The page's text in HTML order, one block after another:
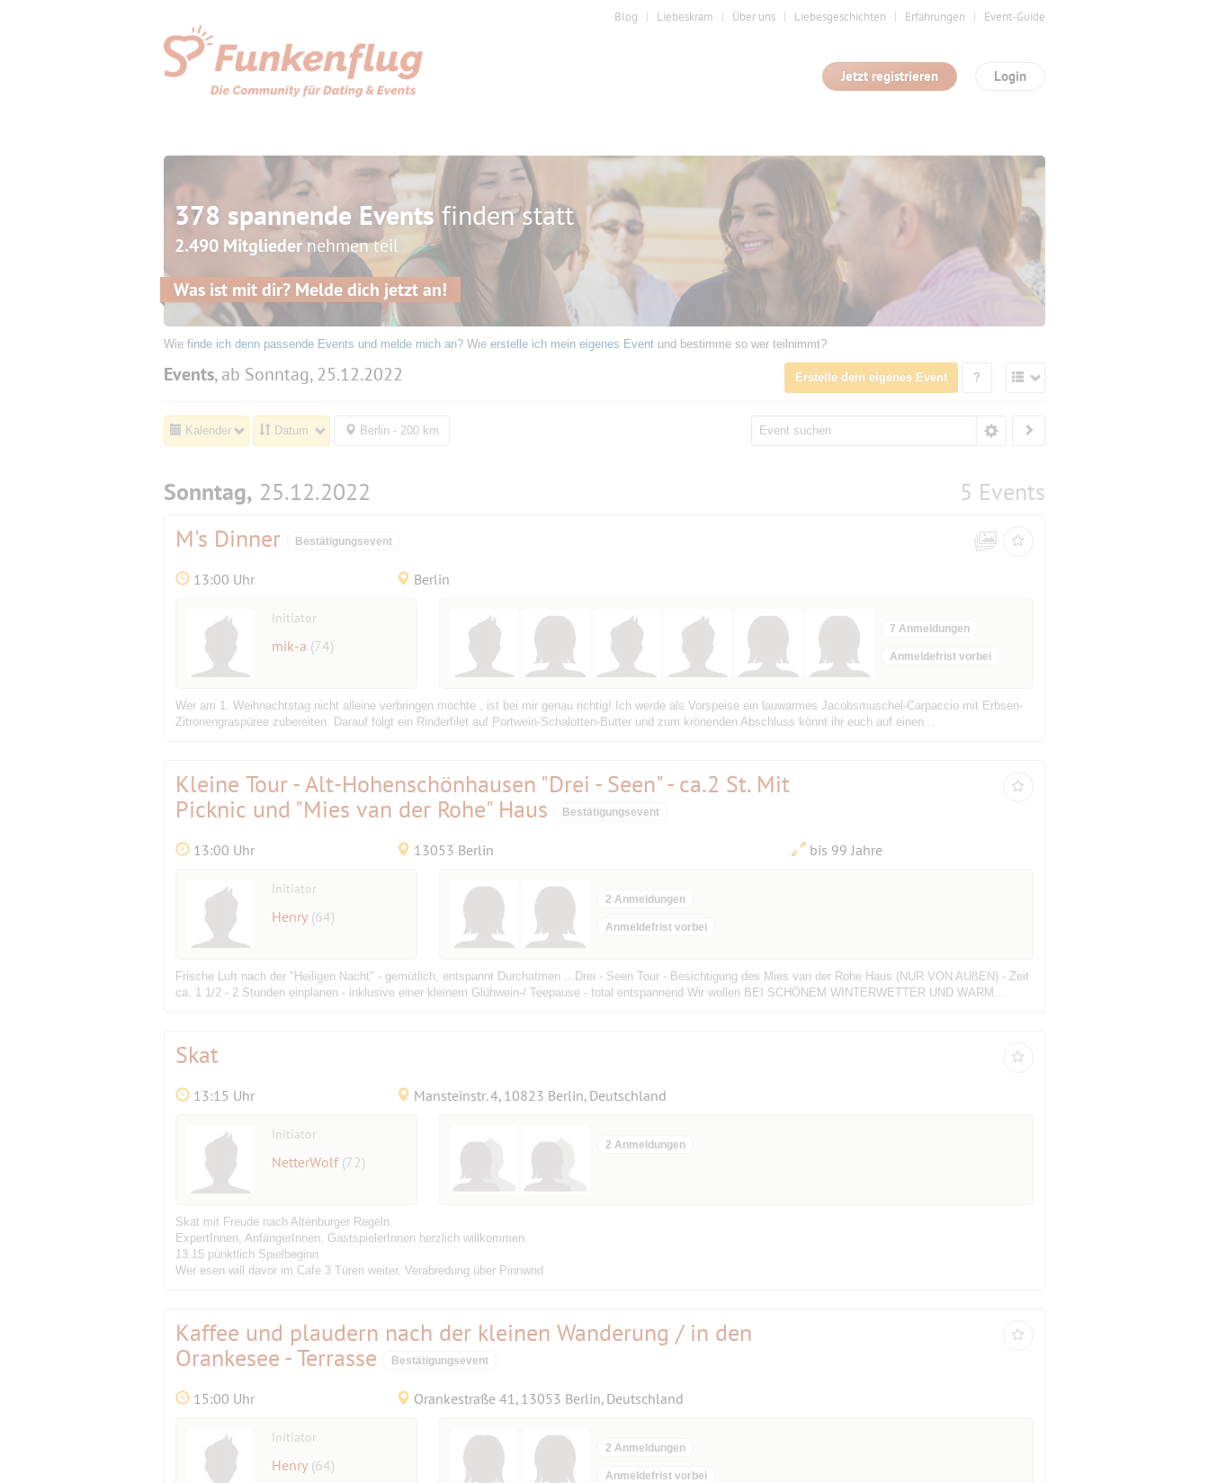
Blog Liebeskram Über uns Liebesgeschichten Erfahrungen Event-Guide
Login
Jetzt registrieren
378 spannende Eventsfinden statt
2.490 Mitgliedernehmen teil
Was ist mit dir? Melde dich jetzt an!
Wie finde ich denn passende Events und melde mich an? Wie erstelle ich mein eigenes Event und bestimme so wer teilnimmt?
Events, ab Sonntag, 25.12.2022 Erstelle dein eigenes Event ?
Kalender Datum Berlin - 200 km
Sonntag, 25.12.2022
5 Events
M's Dinner
Bestätigungsevent
13:00 Uhr Berlin
Initiator
mik-a (74)
7 Anmeldungen
Anmeldefrist vorbei
Wer am 1. Weihnachtstag nicht alleine verbringen möchte , ist bei mir genau richtig! Ich werde als Vorspeise ein lauwarmes Jacobsmuschel-Carpaccio mit Erbsen-
Zitronengraspüree zubereiten. Darauf folgt ein Rinderfilet auf Portwein-Schalotten-Butter und zum krönenden Abschluss könnt ihr euch auf einen...
Kleine Tour - Alt-Hohenschönhausen "Drei - Seen" - ca.2 St. Mit
Picknic und "Mies van der Rohe" Haus
Bestätigungsevent
13:00 Uhr 13053 Berlin bis 99 Jahre
Initiator
Henry (64)
2 Anmeldungen
Anmeldefrist vorbei
Frische Luft nach der "Heiligen Nacht" - gemütlich, entspannt Durchatmen ...Drei - Seen Tour - Besichtigung des Mies van der Rohe Haus (NUR VON AUßEN) - Zeit
ca. 1 1/2 - 2 Stunden einplanen - inklusive einer kleinem Glühwein-/ Teepause - total entspannend Wir wollen BEI SCHÖNEM WINTERWETTER UND WARM...
Skat
13:15 Uhr Mansteinstr. 4, 10823 Berlin, Deutschland
Initiator
NetterWolf (72)
2 Anmeldungen
Skat mit Freude nach Altenburger Regeln.
ExpertInnen, AnfängerInnen, GastspielerInnen herzlich willkommen.
13.15 pünktlich Spielbeginn
Wer esen will davor im Cafe 3 Türen weiter. Verabredung über Pinnwnd
Kaffee und plaudern nach der kleinen Wanderung / in den
Orankesee - Terrasse
Bestätigungsevent
15:00 Uhr Orankestraße 41, 13053 Berlin, Deutschland
Initiator
Henry (64)
2 Anmeldungen
Anmeldefrist vorbei